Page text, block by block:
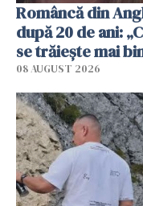
Româncă din
după 20 de ani:
se trăiește mai
08 AUGUST 2026